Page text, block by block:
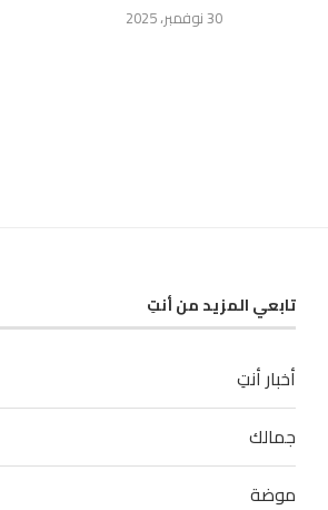
30 نوفمبر، 2025
تابعي المزيد من أنتِ
أخبار أنتِ
جمالك
موضة